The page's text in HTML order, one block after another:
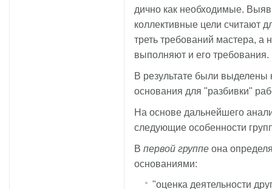
дично как необходимые.
коллективные цели считают
треть требований мастера,
выполняют и его требования.
В результате были выделены
основания для "разбивки"
На основе дальнейшего
следующие особенности
В первой группе она
основаниями:
"оценка деятельности